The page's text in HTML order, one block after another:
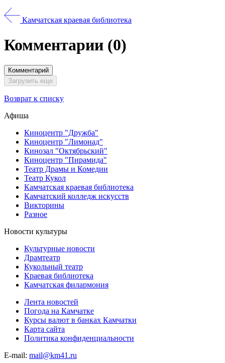
Камчатская краевая библиотека
Комментарии (0)
Комментарий
Загрузить еще
Возврат к списку
Афиша
Киноцентр "Дружба"
Киноцентр "Лимонад"
Кинозал "Октябрьский"
Киноцентр "Пирамида"
Театр Драмы и Комедии
Театр Кукол
Камчатская краевая библиотека
Камчатский колледж искусств
Викторины
Разное
Новости культуры
Культурные новости
Драмтеатр
Кукольный театр
Краевая библиотека
Камчатская филармония
Лента новостей
Погода на Камчатке
Курсы валют в банках Камчатки
Карта сайта
Политика конфиденциальности
E-mail: mail@km41.ru